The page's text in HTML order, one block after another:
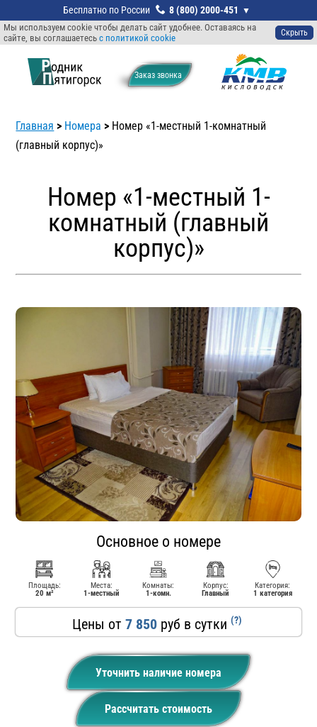
Мы используем cookie чтобы делать сайт удобнее. Оставаясь на
сайте, вы соглашаетесь с политикой cookie Скрыть
Заказ звонкa
8 (800) 2000-451
Главная > Номера > Номер «1-местный 1-комнатный
(главный корпус)»
Номер «1-местный 1-
комнатный (главный
корпус)»
Основное о номере
Площадь:
20 м²
Места:
1-местный
Комнаты:
1-комн.
Корпус:
Главный
Категория:
1 категория
Цены от 7 850руб в сутки (?)
Уточнить наличие номера
Рассчитать стоимость